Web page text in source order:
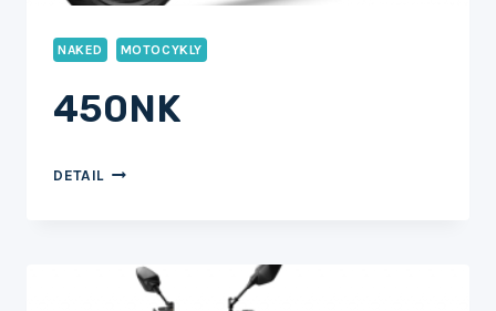
NAKED MOTOCYKLY
450NK
DETAIL 450NK